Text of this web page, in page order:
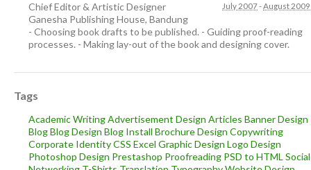
Chief Editor & Artistic Designer
Ganesha Publishing House, Bandung
July 2007-August 2009
- Choosing book drafts to be published. - Guiding proof-reading
processes. - Making lay-out of the book and designing cover.
Tags
Academic WritingAdvertisement Design Articles Banner Design
BlogBlog Design Blog Install Brochure Design Copywriting
Corporate IdentityCSS Excel Graphic Design Logo Design
Photoshop Design Prestashop Proofreading PSD to HTML Social